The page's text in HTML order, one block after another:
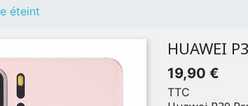
éteint
HUAWEI
19,90 €
TTC